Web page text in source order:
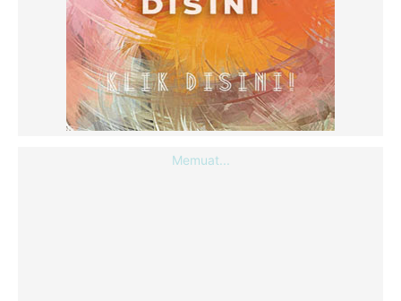
Memuat...